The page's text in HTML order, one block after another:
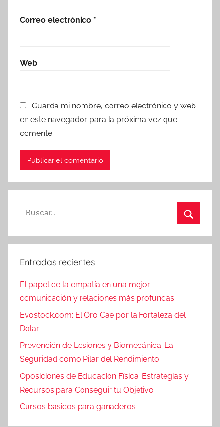
Correo electrónico *
Web
Guarda mi nombre, correo electrónico y web
en este navegador para la próxima vez que
comente.
Buscar:
Entradas recientes
El papel de la empatía en una mejor
comunicación y relaciones más profundas
Evostock.com: El Oro Cae por la Fortaleza del
Dólar
Prevención de Lesiones y Biomecánica: La
Seguridad como Pilar del Rendimiento
Oposiciones de Educación Física: Estrategias y
Recursos para Conseguir tu Objetivo
Cursos básicos para ganaderos